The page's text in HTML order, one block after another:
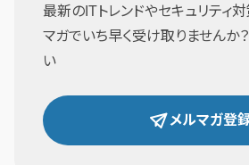
最新のITトレンドやセキュリティ
マガでいち早く受け取りませんか
い
メルマガ登